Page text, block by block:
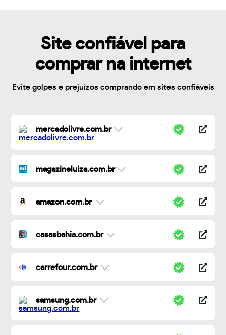
Site confiável para
comprar na internet
Evite golpes e prejuízos comprando em sites confiáveis
mercadolivre.com.br
magazineluiza.com.br
amazon.com.br
casasbahia.com.br
carrefour.com.br
samsung.com.br